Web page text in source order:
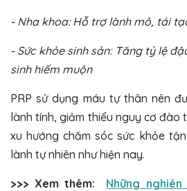
- Nha khoa: Hỗ trợ lành mô, tái
- Sức khỏe sinh sản: Tăng tỷ lệ
sinh hiếm muộn
PRP sử dụng máu tự thân nên
lành tính, giảm thiểu nguy cơ đào
xu hướng chăm sóc sức khỏe
lành tự nhiên như hiện nay.
>>> Xem thêm:
Những